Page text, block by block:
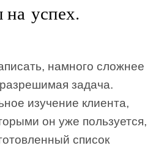
успех.
намного сложнее
задача.
изучение клиента,
он уже пользуется,
список